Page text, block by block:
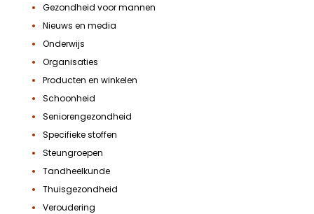
Gezondheid voor mannen
Nieuws en media
Onderwijs
Organisaties
Producten en winkelen
Schoonheid
Seniorengezondheid
Specifieke stoffen
Steungroepen
Tandheelkunde
Thuisgezondheid
Veroudering